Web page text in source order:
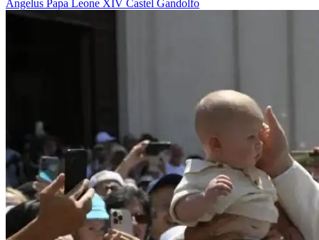
Angelus Papa Leone XIV Castel Gandolfo